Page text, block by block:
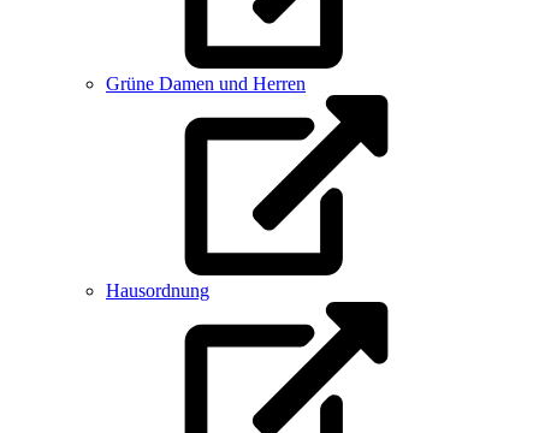
Grüne Damen und Herren
Hausordnung